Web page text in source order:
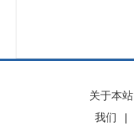
关于本站
我们
|